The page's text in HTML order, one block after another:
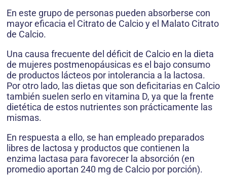
En este grupo de personas pueden absorberse con
mayor eficacia el Citrato de Calcio y el Malato Citrato
de Calcio.
Una causa frecuente del déficit de Calcio en la dieta
de mujeres postmenopáusicas es el bajo consumo
de productos lácteos por intolerancia a la lactosa.
Por otro lado, las dietas que son deficitarias en Calcio
también suelen serlo en vitamina D, ya que la frente
dietética de estos nutrientes son prácticamente las
mismas.
En respuesta a ello, se han empleado preparados
libres de lactosa y productos que contienen la
enzima lactasa para favorecer la absorción (en
promedio aportan 240 mg de Calcio por porción).